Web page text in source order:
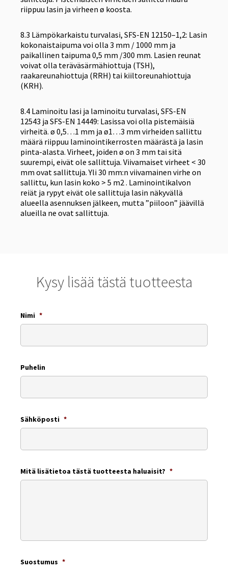
riippuu lasin ja virheen ø koosta.
8.3 Lämpökarkaistu turvalasi, SFS-EN 12150–1,2: Lasin
kokonaistaipuma voi olla 3 mm / 1000 mm ja
paikallinen taipuma 0,5 mm /300 mm. Lasien reunat
voivat olla teräväsärmähiottuja (TSH),
raakareunahiottuja (RRH) tai kiiltoreunahiottuja
(KRH).
8.4 Laminoitu lasi ja laminoitu turvalasi, SFS-EN
12543 ja SFS-EN 14449: Lasissa voi olla pistemäisiä
virheitä. ø 0,5…1 mm ja ø1…3 mm virheiden sallittu
määrä riippuu laminointikerrosten määrästä ja lasin
pinta-alasta. Virheet, joiden ø on 3 mm tai sitä
suurempi, eivät ole sallittuja. Viivamaiset virheet < 30
mm ovat sallittuja. Yli 30 mm:n viivamainen virhe on
sallittu, kun lasin koko > 5 m2 . Laminointikalvon
reiät ja rypyt eivät ole sallittuja lasin näkyvällä
alueella asennuksen jälkeen, mutta ”piiloon” jäävillä
alueilla ne ovat sallittuja.
Kysy lisää tästä tuotteesta
Nimi *
Puhelin
Sähköposti *
Mitä lisätietoa tästä tuotteesta haluaisit? *
Suostumus *